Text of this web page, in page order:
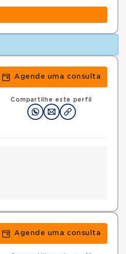
Agende uma consulta
Compartilhe este perfil
Agende uma consulta